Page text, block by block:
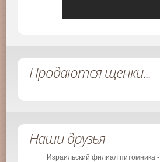
Продаются щенки...
Наши друзья
Израильский филиал питомника -